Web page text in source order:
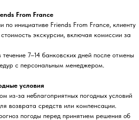
From France
по инициативе Friends From France, клиенту
экскурсии, включая комиссии за
7–14 банковских дней после отмены
с персональным менеджером.
условия
из-за неблагоприятных погодных условий
возврата средств или компенсации.
погоды перед принятием решения об